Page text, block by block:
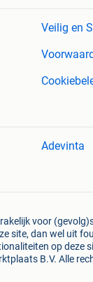
Veilig en
Adevinta
voor
site, dan wel uit
op deze
B.V. Alle